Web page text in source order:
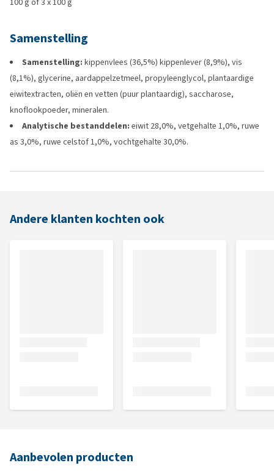
Samenstelling
Samenstelling: kippenvlees (36,5%) kippenlever (8,9%), vis
(8,1%), glycerine, aardappelzetmeel, propyleenglycol, plantaardige
eiwitextracten, oliën en vetten (puur plantaardig), saccharose,
knoflookpoeder, mineralen.
Analytische bestanddelen: eiwit 28,0%, vetgehalte 1,0%, ruwe
as 3,0%, ruwe celstof 1,0%, vochtgehalte 30,0%.
Andere klanten kochten ook
Aanbevolen producten